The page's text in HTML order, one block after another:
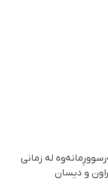
لە زمانی
و دیسان